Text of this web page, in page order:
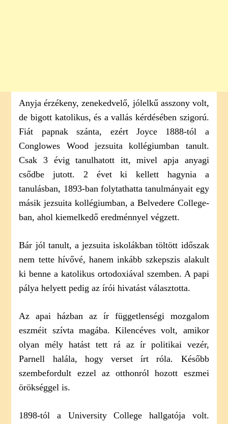
Anyja érzékeny, zenekedvelő, jólelkű asszony volt,
de bigott katolikus, és a vallás kérdésében szigorú.
Fiát papnak szánta, ezért Joyce 1888-tól a
Conglowes Wood jezsuita kollégiumban tanult.
Csak 3 évig tanulhatott itt, mivel apja anyagi
csődbe jutott. 2 évet ki kellett hagynia a
tanulásban, 1893-ban folytathatta tanulmányait egy
másik jezsuita kollégiumban, a Belvedere College-
ban, ahol kiemelkedő eredménnyel végzett.
Bár jól tanult, a jezsuita iskolákban töltött időszak
nem tette hívővé, hanem inkább szkepszis alakult
ki benne a katolikus ortodoxiával szemben. A papi
pálya helyett pedig az írói hivatást választotta.
Az apai házban az ír függetlenségi mozgalom
eszméit szívta magába. Kilencéves volt, amikor
olyan mély hatást tett rá az ír politikai vezér,
Parnell halála, hogy verset írt róla. Később
szembefordult ezzel az otthonról hozott eszmei
örökséggel is.
1898-tól a University College hallgatója volt.